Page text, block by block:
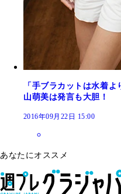
「手ブラカットは水着
山萌美は発言も大胆！
2016年09月22日 15:00
あなたにオススメ